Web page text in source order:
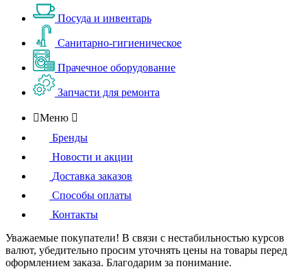
Посуда и инвентарь
Санитарно-гигиеническое
Прачечное оборудование
Запчасти для ремонта
Меню 
Бренды
Новости и акции
Доставка заказов
Способы оплаты
Контакты
Уважаемые покупатели! В связи с нестабильностью курсов
валют, убедительно просим уточнять цены на товары перед
оформлением заказа. Благодарим за понимание.